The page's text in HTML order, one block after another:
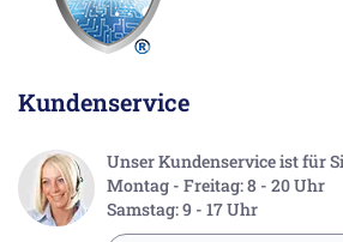
Kundenservice
Unser Kundenservice ist für
Montag - Freitag: 8 - 20 Uhr
Samstag: 9 - 17 Uhr